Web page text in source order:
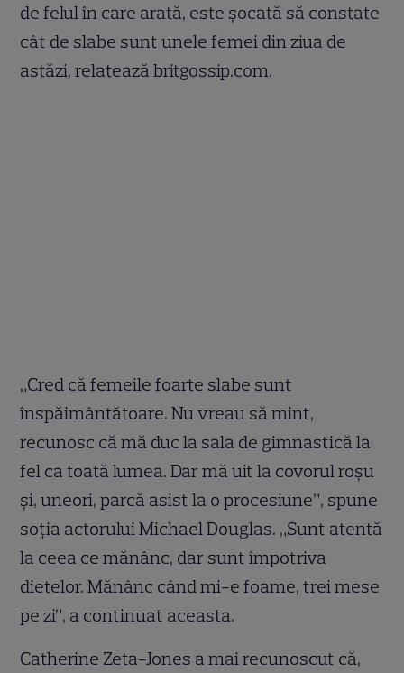
de felul în care arată, este şocată să constate
cât de slabe sunt unele femei din ziua de
astăzi, relatează britgossip.com.
„Cred că femeile foarte slabe sunt
înspăimântătoare. Nu vreau să mint,
recunosc că mă duc la sala de gimnastică la
fel ca toată lumea. Dar mă uit la covorul roşu
şi, uneori, parcă asist la o procesiune”, spune
soţia actorului Michael Douglas. „Sunt atentă
la ceea ce mănânc, dar sunt împotriva
dietelor. Mănânc când mi-e foame, trei mese
pe zi”, a continuat aceasta.
Catherine Zeta-Jones a mai recunoscut că,